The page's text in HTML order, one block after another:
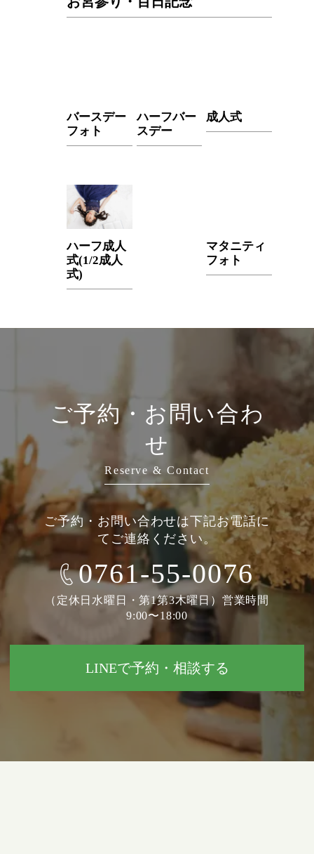
バースデー
フォト
ハーフバー
スデー
成人式
ハーフ成人
式(1/2成人
式)
マタニティ
フォト
ご予約・お問い合わ
せ
Reserve & Contact
ご予約・お問い合わせは下記お電話に
てご連絡ください。
0761-55-0076
（定休日水曜日・第1第3木曜日）営業時間
9:00〜18:00
LINEで予約・相談する